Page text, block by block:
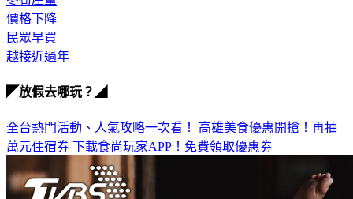
價格下降
民眾早買
越接近過年
◤放假去哪玩？◢
全台熱門活動、人氣攻略一次看！ 高雄美食優惠開搶！再抽
萬元住宿券 下載食尚玩家APP！免費領取優惠券